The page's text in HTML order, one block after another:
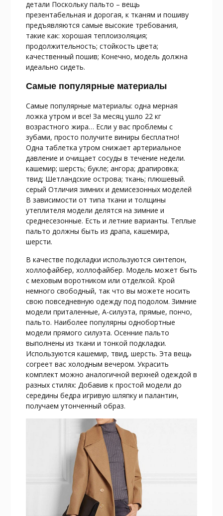
детали Поскольку пальто – вещь
презентабельная и дорогая, к тканям и пошиву
предъявляются самые высокие требования,
такие как: хорошая теплоизоляция;
продолжительность; стойкость цвета;
качественный пошив; Конечно, модель должна
идеально сидеть.
Самые популярные материалы
Самые популярные материалы: одна мерная
ложка утром и все! За месяц ушло 22 кг
возрастного жира… Если у вас проблемы с
зубами, просто получите виниры бесплатно!
Одна таблетка утром снижает артериальное
давление и очищает сосуды в течение недели.
кашемир; шерсть; букле; ангора; драпировка;
твид; Шетландские острова; ткань; плюшевый.
серый Отличия зимних и демисезонных моделей
В зависимости от типа ткани и толщины
утеплителя модели делятся на зимние и
среднесезонные. Есть и летние варианты. Теплые
пальто должны быть из драпа, кашемира,
шерсти.
В качестве подкладки используются синтепон,
холлофайбер, холлофайбер. Модель может быть
с меховым воротником или отделкой. Крой
немного свободный, так что вы можете носить
свою повседневную одежду под подолом. Зимние
модели приталенные, А-силуэта, прямые, пончо,
пальто. Наиболее популярны однобортные
модели прямого силуэта. Осенние пальто
выполнены из ткани и тонкой подкладки.
Используются кашемир, твид, шерсть. Эта вещь
согреет вас холодным вечером. Украсить
комплект можно аналогичной верхней одеждой в
разных стилях: Добавив к простой модели до
середины бедра игривую шляпку и палантин,
получаем утонченный образ.